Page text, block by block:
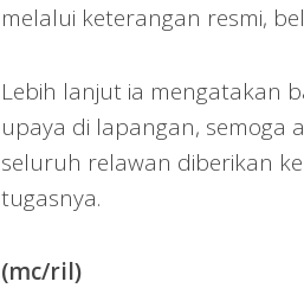
melalui keterangan resmi,
Lebih lanjut ia mengatakan
upaya di lapangan, semoga
seluruh relawan diberikan
tugasnya.
(mc/ril)